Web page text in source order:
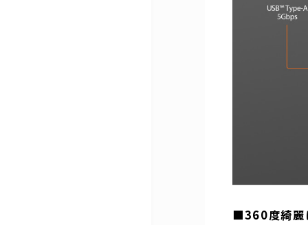
■360度綺麗